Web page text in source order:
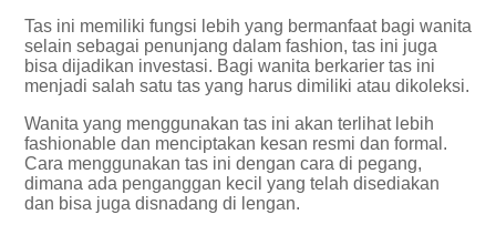
Tas ini memiliki fungsi lebih yang bermanfaat bagi wanita
selain sebagai penunjang dalam fashion, tas ini juga
bisa dijadikan investasi. Bagi wanita berkarier tas ini
menjadi salah satu tas yang harus dimiliki atau dikoleksi.
Wanita yang menggunakan tas ini akan terlihat lebih
fashionable dan menciptakan kesan resmi dan formal.
Cara menggunakan tas ini dengan cara di pegang,
dimana ada penganggan kecil yang telah disediakan
dan bisa juga disnadang di lengan.